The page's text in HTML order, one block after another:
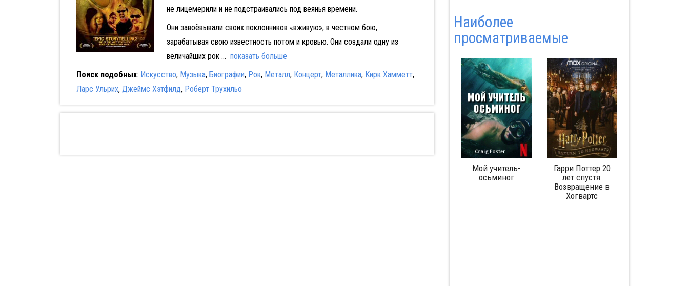
не лицемерили и не подстраивались под веянья времени.
Они завоёвывали своих поклонников «вживую», в честном бою,
зарабатывая свою известность потом и кровью. Они создали одну из
величайших рок ... показать больше
Поиск подобных: Искусство, Музыка, Биографии, Рок, Металл, Концерт, Металлика, Кирк Хамметт,
Ларс Ульрих, Джеймс Хэтфилд, Роберт Трухильо
Наиболее
просматриваемые
Мой учитель-
осьминог
Гарри Поттер 20
лет спустя:
Возвращение в
Хогвартс